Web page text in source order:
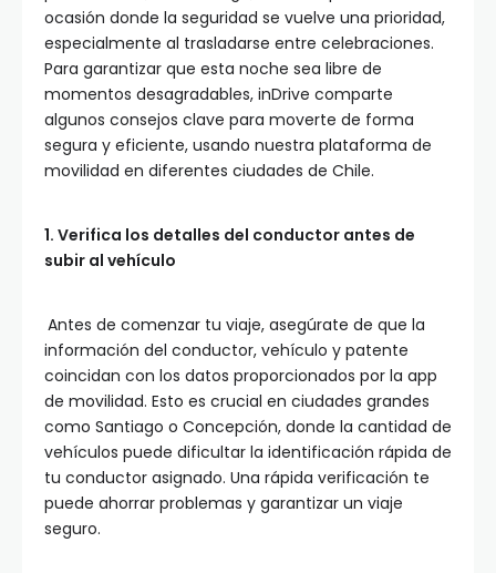
ocasión donde la seguridad se vuelve una prioridad,
especialmente al trasladarse entre celebraciones.
Para garantizar que esta noche sea libre de
momentos desagradables, inDrive comparte
algunos consejos clave para moverte de forma
segura y eficiente, usando nuestra plataforma de
movilidad en diferentes ciudades de Chile.
1. Verifica los detalles del conductor antes de
subir al vehículo
Antes de comenzar tu viaje, asegúrate de que la
información del conductor, vehículo y patente
coincidan con los datos proporcionados por la app
de movilidad. Esto es crucial en ciudades grandes
como Santiago o Concepción, donde la cantidad de
vehículos puede dificultar la identificación rápida de
tu conductor asignado. Una rápida verificación te
puede ahorrar problemas y garantizar un viaje
seguro.